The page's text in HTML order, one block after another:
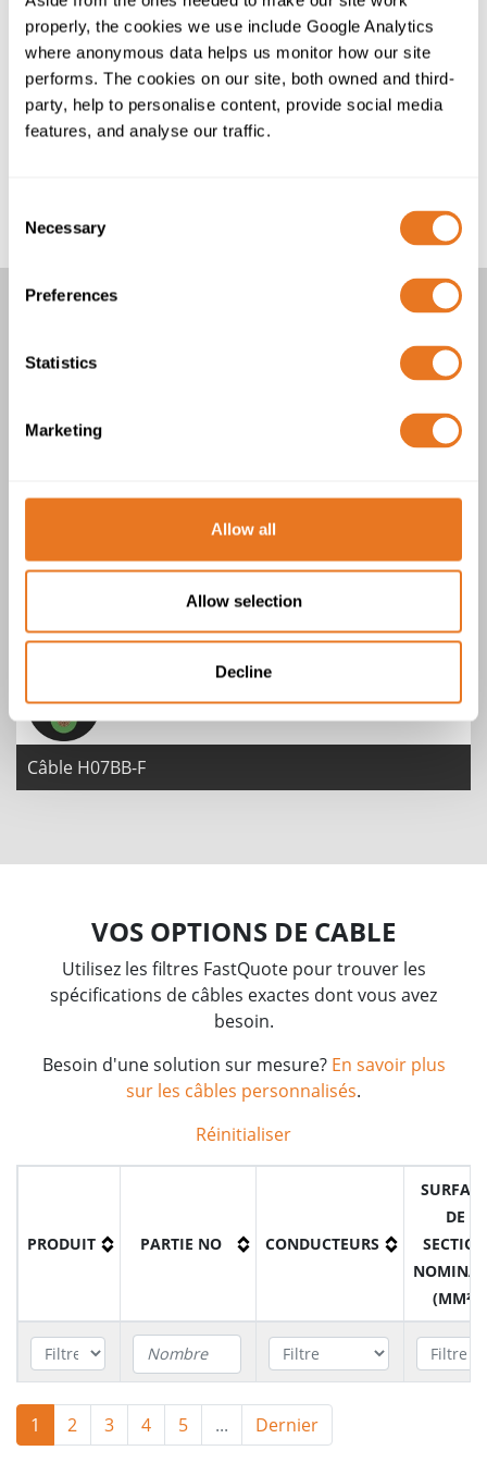
properly, the cookies we use include Google Analytics
where anonymous data helps us monitor how our site
performs. The cookies on our site, both owned and third-
party, help to personalise content, provide social media
features, and analyse our traffic.
Selection
Necessary
Preferences
Statistics
Marketing
Allow all
Allow selection
Decline
Fiche technique des câbles H05BB-
F et H07BB-F
Les données techniques concernent les dimensions,
les poids nominaux et les caractéristiques électriques
2 Produits
Câble H05BB-F
Câble H07BB-F
VOS OPTIONS DE CABLE
Utilisez les filtres FastQuote pour trouver les
spécifications de câbles exactes dont vous avez
besoin.
Besoin d'une solution sur mesure? En savoir plus
sur les câbles personnalisés.
Réinitialiser
PRODUIT PARTIE NO CONDUCTEURS
DE
SECTION
(MM²)
Câble
H05BB-F
B5B0200075BK
1 2 3 4 5 ... Dernier